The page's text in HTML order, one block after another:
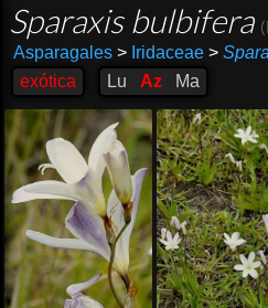
Sparaxis bulbifera
Asparagales >Iridaceae >
exótica
Lu Az Ma